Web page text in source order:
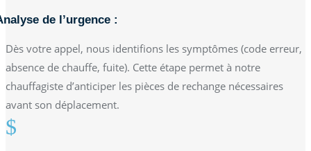
de l’urgence :
Dès votre appel, nous identifions les symptômes (code erreur,
absence de chauffe, fuite). Cette étape permet à notre
chauffagiste d’anticiper les pièces de rechange nécessaires
avant son déplacement.
$